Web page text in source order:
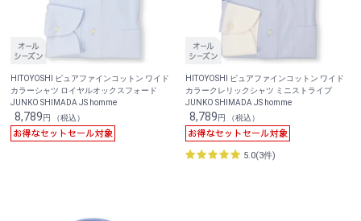
HITOYOSHI ピュアファインコットン ワイド
カラーシャツ ロイヤルオックスフォード
JUNKO SHIMADA JS homme
8,789円 （税込）
HITOYOSHI ピュアファインコットン ワイド
カラークレリックシャツ ミニストライプ
JUNKO SHIMADA JS homme
8,789円 （税込）
5.0(3件)